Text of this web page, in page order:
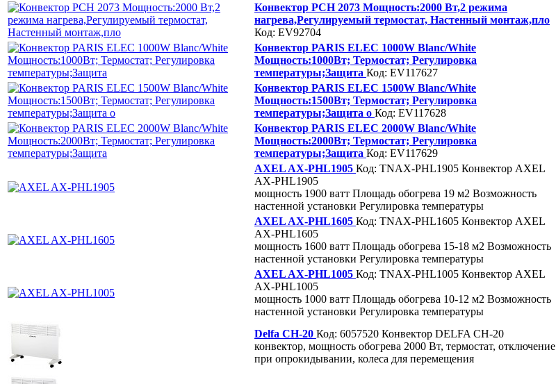
Конвектор PCH 2073 Мощность:2000 Вт,2 режима
нагрева,Регулируемый термостат, Настенный монтаж,пло
Код: EV92704
Конвектор PARIS ELEC 1000W Blanc/White
Мощность:1000Вт; Термостат; Регулировка
температуры;Защита Код: EV117627
Конвектор PARIS ELEC 1500W Blanc/White
Мощность:1500Вт; Термостат; Регулировка
температуры;Защита о Код: EV117628
Конвектор PARIS ELEC 2000W Blanc/White
Мощность:2000Вт; Термостат; Регулировка
температуры;Защита Код: EV117629
AXEL AX-PHL1905 Код: TNAX-PHL1905 Конвектор AXEL
AX-PHL1905
мощность 1900 ватт Площадь обогрева 19 м2 Возможность
настенной установки Регулировка температуры
AXEL AX-PHL1605 Код: TNAX-PHL1605 Конвектор AXEL
AX-PHL1605
мощность 1600 ватт Площадь обогрева 15-18 м2 Возможность
настенной установки Регулировка температуры
AXEL AX-PHL1005 Код: TNAX-PHL1005 Конвектор AXEL
AX-PHL1005
мощность 1000 ватт Площадь обогрева 10-12 м2 Возможность
настенной установки Регулировка температуры
Delfa CH-20 Код: 6057520 Конвектор DELFA CH-20
конвектор, мощность обогрева 2000 Вт, термостат, отключение
при опрокидывании, колеса для перемещения